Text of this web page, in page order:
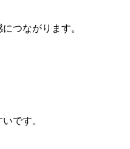
つながります。
です。